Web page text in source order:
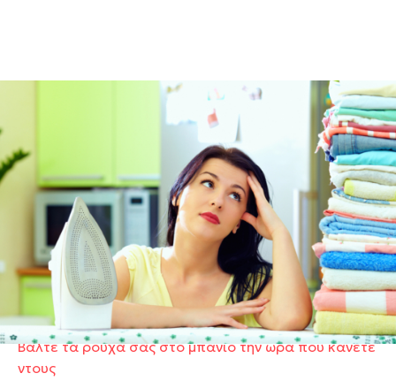
ΕΞΥΠΝΟΙ ΤΡΟΠΟΙ ΓΙΑ ΝΑ ΑΠΟΦΥΓΕΤΕ ΤΟ ΣΙΔΕΡΩΜΑ ΤΩΝ ΡΟΥΧΩΝ
Αχ αυτά τα ασιδέρωτα ρούχα! Πάνω που γυρίζεις
σπίτι και θέλεις να ξεκουραστείς και να χαλαρώσεις
από τη δύσκολη μέρα που είχες, βλέπεις βουνό τα
ρούχα να σε περιμένουν ασιδέρωτα.
Και όμως, υπάρχουν κάποιοι έξυπνοι τρόποι να
αποφύγετε το το πολύωρο σιδέρωμα, που τώρα
όπου ο καιρός ζεσταίνει, γίνεται ανυπόφορο!
Βάλτε τα ρούχα σας στο μπάνιο την ώρα που κάνετε
ντους